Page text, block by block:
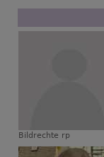
Bildrechte rp